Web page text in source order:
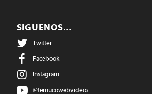
SIGUENOS…
Twitter
Facebook
Instagram
@temucowebvideos